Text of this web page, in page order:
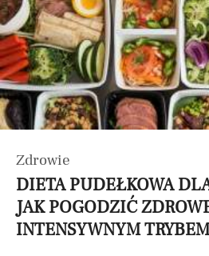
Zdrowie
DIETA PUDEŁKOWA
JAK POGODZIĆ
INTENSYWNYM